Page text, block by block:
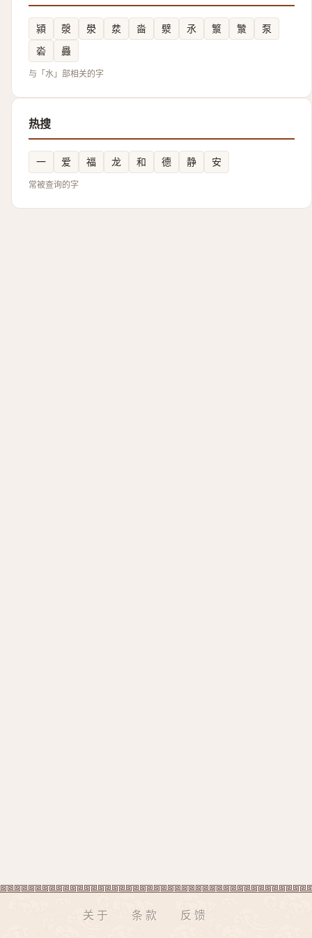
潁 漀 澩 汬 㴅 㵨 氶 瀪 㶗
泵
沯
灥
与「水」部相关的字
热搜
一 爱 福 龙 和 德 静 安
常被查询的字
关于 条款 反馈